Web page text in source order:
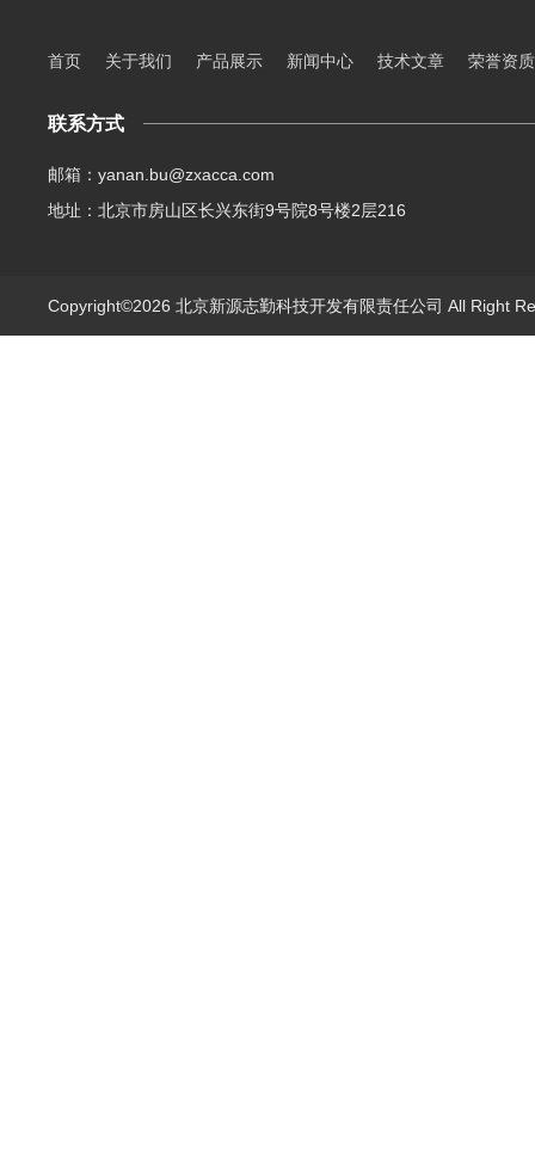
首页 关于我们 产品展示 新闻中心 技术文章 荣誉资质
联系方式
邮箱：yanan.bu@zxacca.com
地址：北京市房山区长兴东街9号院8号楼2层216
Copyright©2026 北京新源志勤科技开发有限责任公司 All Right